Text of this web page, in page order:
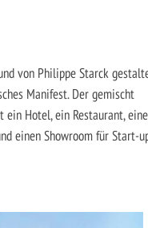
von ­Philippe Starck
Manifest. Der gemischt
Hotel, ein Restaurant, eine
einen Showroom für Start-